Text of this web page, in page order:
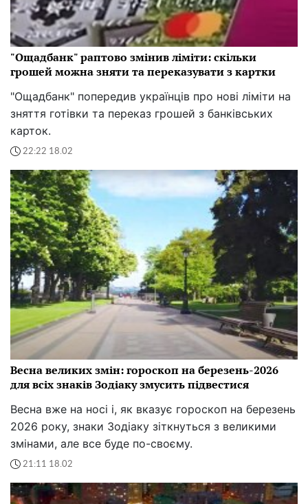
"Ощадбанк" раптово змінив ліміти: скільки
грошей можна зняти та переказувати з картки
"Ощадбанк" попередив українців про нові ліміти на
зняття готівки та переказ грошей з банківських
карток.
22:22 18.02
Весна великих змін: гороскоп на березень-2026
для всіх знаків Зодіаку змусить підвестися
Весна вже на носі і, як вказує гороскоп на березень
2026 року, знаки Зодіаку зіткнуться з великими
змінами, але все буде по-своєму.
21:11 18.02